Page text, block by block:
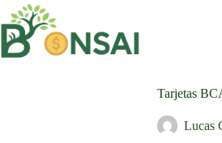
Saltar
al
contenido
Tarjetas
Lucas